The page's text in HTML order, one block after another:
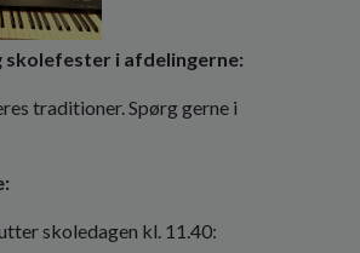
i afdelingerne:
traditioner. Spørg gerne i
skoledagen kl. 11.40: